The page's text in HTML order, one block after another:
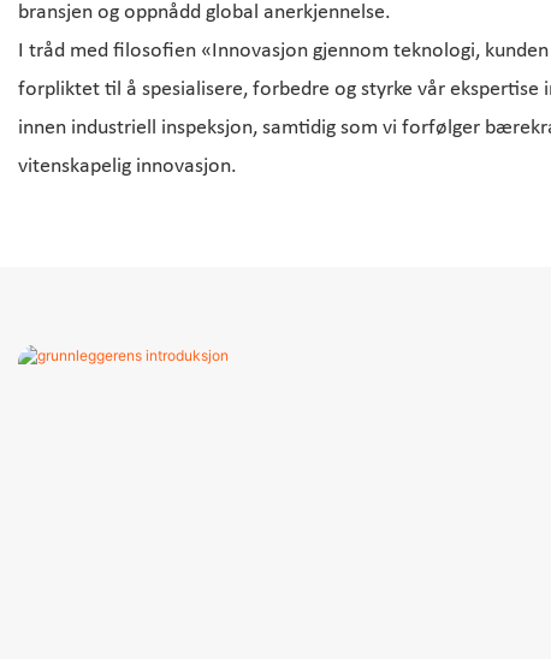
bransjen og oppnådd global anerkjennelse.
I tråd med filosofien «Innovasjon gjennom teknologi,
forpliktet til å spesialisere, forbedre og styrke vår ekspertise
innen industriell inspeksjon, samtidig som vi forfølger
vitenskapelig innovasjon.